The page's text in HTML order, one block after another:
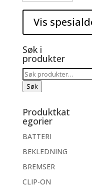
Søk i
produkter
Søk
etter:
Søk
Produktkat
egorier
BATTERI
BEKLEDNING
BREMSER
CLIP-ON